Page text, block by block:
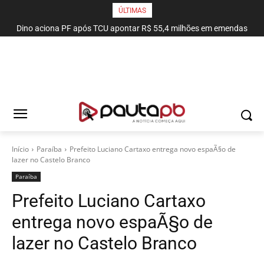
ÚLTIMAS
Dino aciona PF após TCU apontar R$ 55,4 milhões em emendas
suspeitas
Início Paraí­ba
Prefeito Luciano Cartaxo entrega novo espaÃ§o de
lazer no Castelo Branco
Paraí­ba
Prefeito Luciano Cartaxo
entrega novo espaÃ§o de
lazer no Castelo Branco